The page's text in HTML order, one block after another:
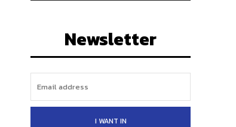
Newsletter
I WANT IN